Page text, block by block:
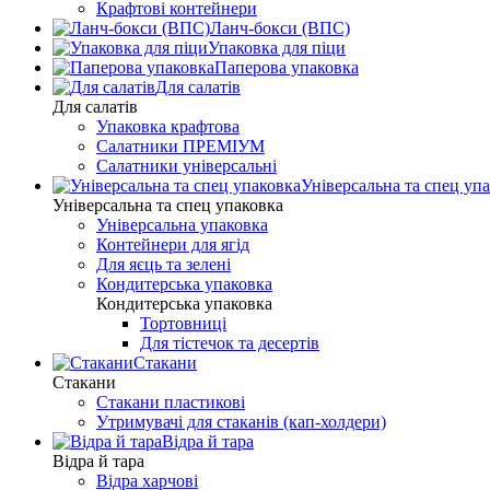
Крафтові контейнери
Ланч-бокси (ВПС)
Упаковка для піци
Паперова упаковка
Для салатів
Для салатів
Упаковка крафтова
Салатники ПРЕМІУМ
Салатники універсальні
Універсальна та спец
Універсальна та спец упаковка
Універсальна упаковка
Контейнери для ягід
Для яєць та зелені
Кондитерська упаковка
Кондитерська упаковка
Тортовниці
Для тістечок та десертів
Стакани
Стакани
Стакани пластикові
Утримувачі для стаканів (кап-холдери)
Відра й тара
Відра й тара
Відра харчові